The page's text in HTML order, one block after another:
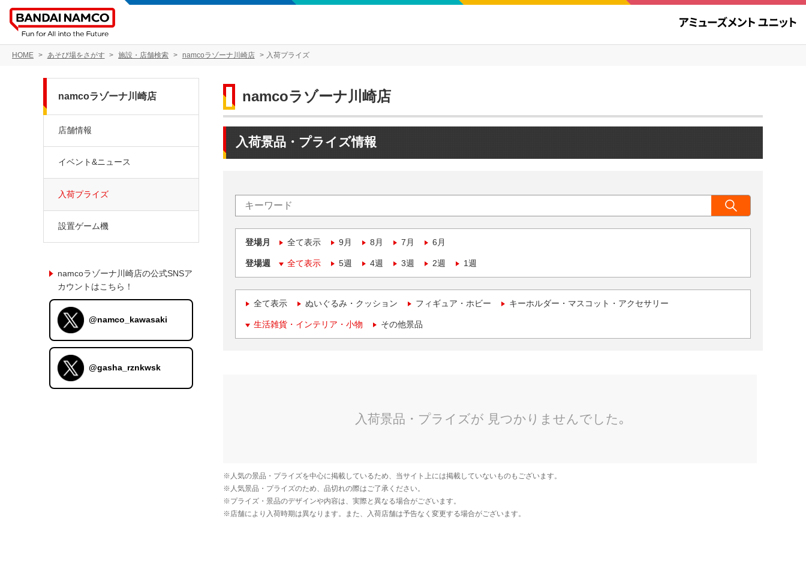
HOME あそび場をさがす 施設・店舗検索 namcoラゾーナ川崎店 入荷プライズ
namcoラゾーナ川崎店
入荷景品・プライズ情報
登場月 全て表示 9月 8月 7月 6月
登場週 全て表示 5週 4週 3週 2週 1週
全て表示 ぬいぐるみ・クッション フィギュア・ホビー キーホルダー・マスコット・アクセサリー
生活雑貨・インテリア・小物 その他景品
namcoラゾーナ川崎店
店舗情報
イベント&ニュース
入荷プライズ
設置ゲーム機
namcoラゾーナ川崎店の公式SNSア
カウントはこちら！
@namco_kawasaki
@gasha_rznkwsk